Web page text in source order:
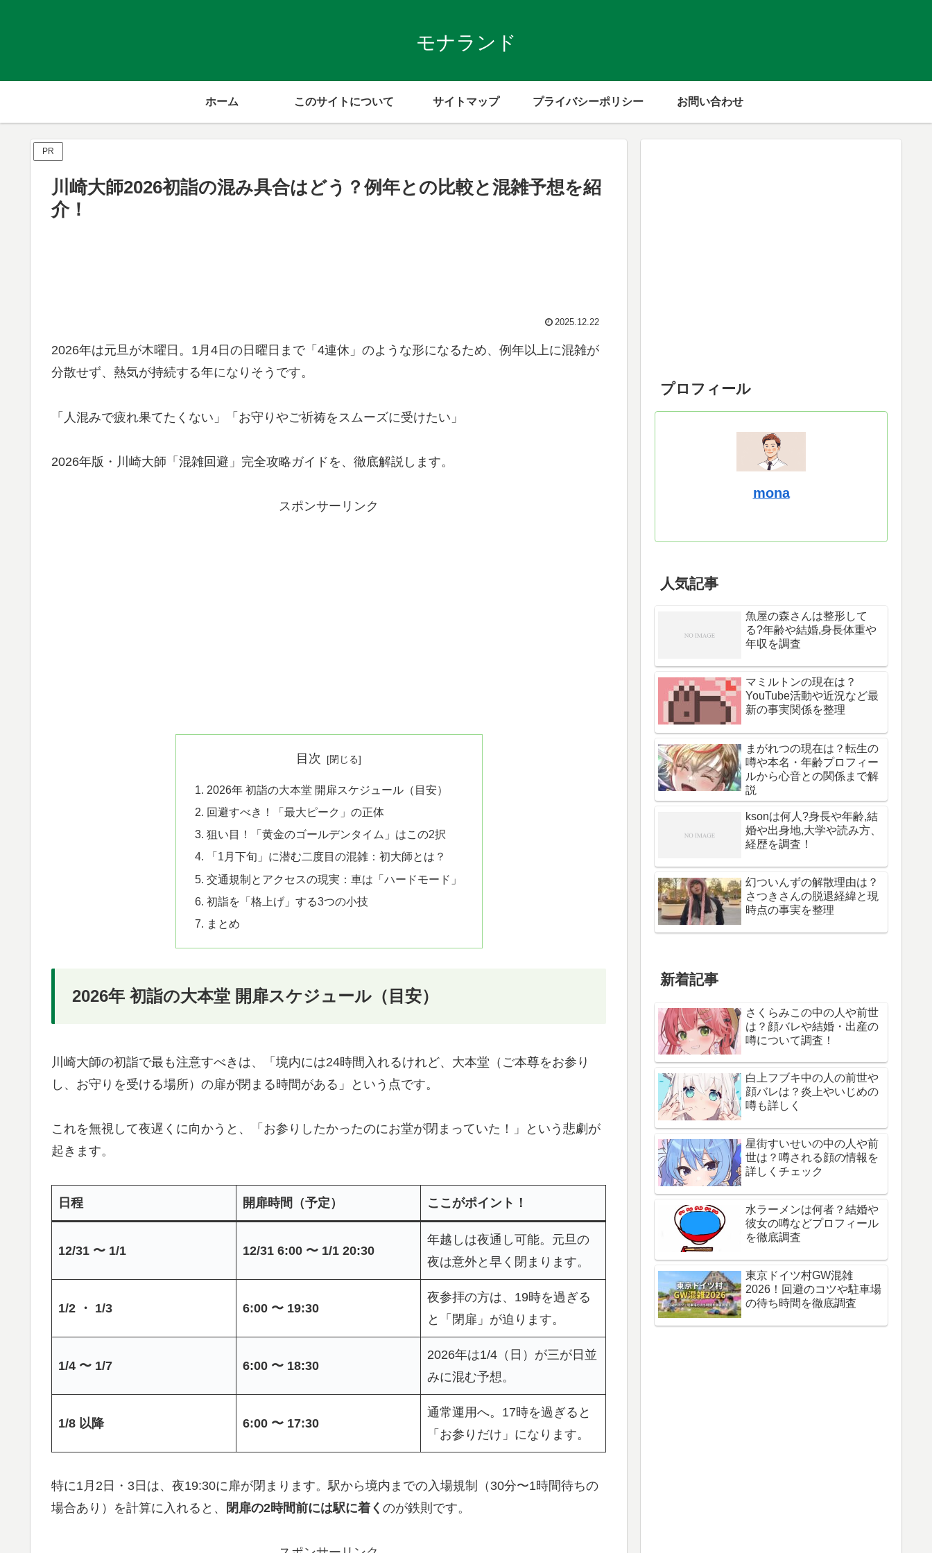
モナランド
ホーム このサイトについて サイトマップ プライバシーポリシー お問い合わせ
PR
川崎大師2026初詣の混み具合はどう？例年との比較と混雑予想を紹
介！
2025.12.22
2026年は元旦が木曜日。1月4日の日曜日まで「4連休」のような形になるため、例年以上に混雑が
分散せず、熱気が持続する年になりそうです。
「人混みで疲れ果てたくない」「お守りやご祈祷をスムーズに受けたい」
2026年版・川崎大師「混雑回避」完全攻略ガイドを、徹底解説します。
スポンサーリンク
目次
2026年 初詣の大本堂 開扉スケジュール（目安）
回避すべき！「最大ピーク」の正体
狙い目！「黄金のゴールデンタイム」はこの2択
「1月下旬」に潜む二度目の混雑：初大師とは？
交通規制とアクセスの現実：車は「ハードモード」
初詣を「格上げ」する3つの小技
まとめ
2026年 初詣の大本堂 開扉スケジュール（目安）
川崎大師の初詣で最も注意すべきは、「境内には24時間入れるけれど、大本堂（ご本尊をお参り
し、お守りを受ける場所）の扉が閉まる時間がある」という点です。
これを無視して夜遅くに向かうと、「お参りしたかったのにお堂が閉まっていた！」という悲劇が
起きます。
日程 開扉時間（予定） ここがポイント！
12/31 〜 1/1 12/31 6:00 〜 1/1 20:30
年越しは夜通し可能。元旦の
夜は意外と早く閉まります。
1/2 ・ 1/3 6:00 〜 19:30
夜参拝の方は、19時を過ぎる
と「閉扉」が迫ります。
1/4 〜 1/7 6:00 〜 18:30
2026年は1/4（日）が三が日並
みに混む予想。
1/8 以降 6:00 〜 17:30
通常運用へ。17時を過ぎると
「お参りだけ」になります。
特に1月2日・3日は、夜19:30に扉が閉まります。駅から境内までの入場規制（30分〜1時間待ちの
場合あり）を計算に入れると、
閉扉の2時間前には駅に着く のが鉄則です。
プロフィール
mona
人気記事
魚屋の森さんは整形して
る?年齢や結婚,身長体重や
年収を調査
マミルトンの現在は？
YouTube活動や近況など最
新の事実関係を整理
まがれつの現在は？転生の
噂や本名・年齢プロフィー
ルから心音との関係まで解
説
ksonは何人?身長や年齢,結
婚や出身地,大学や読み方、
経歴を調査！
幻ついんずの解散理由は？
さつきさんの脱退経緯と現
時点の事実を整理
新着記事
さくらみこの中の人や前世
は？顔バレや結婚・出産の
噂について調査！
白上フブキ中の人の前世や
顔バレは？炎上やいじめの
噂も詳しく
星街すいせいの中の人や前
世は？噂される顔の情報を
詳しくチェック
水ラーメンは何者？結婚や
彼女の噂などプロフィール
を徹底調査
東京ドイツ村GW混雑
2026！回避のコツや駐車場
の待ち時間を徹底調査